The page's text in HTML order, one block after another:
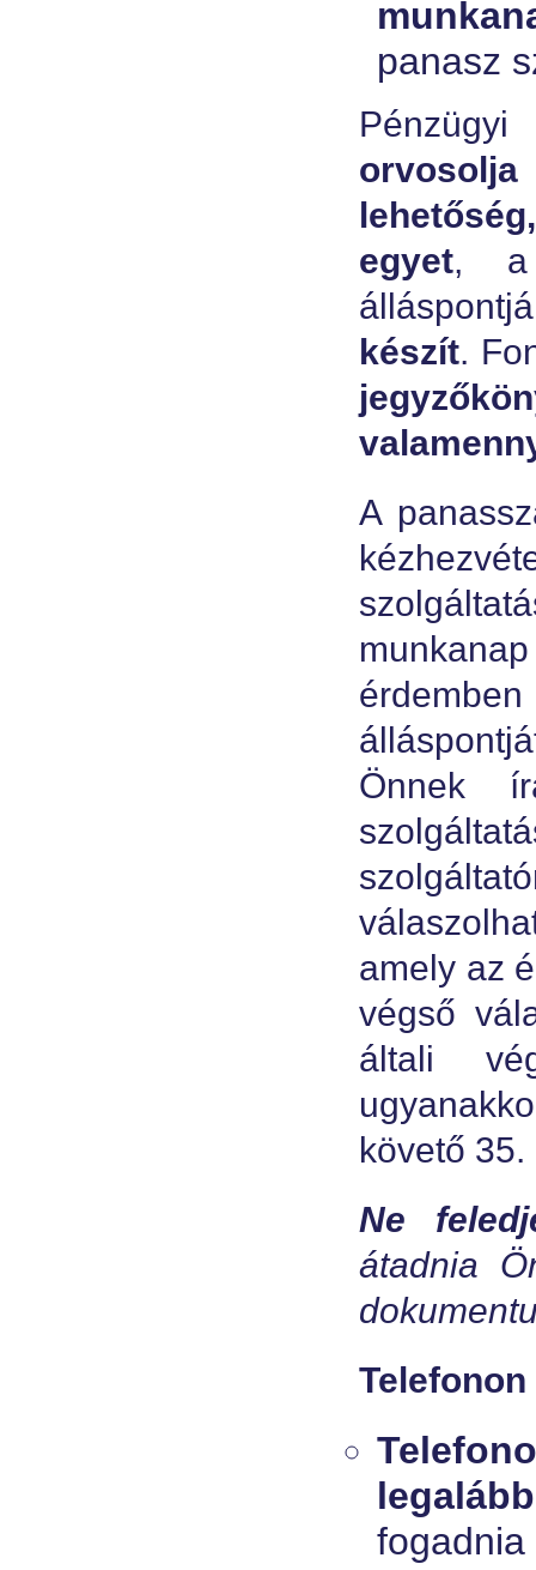
panasz
Pénzügyi
orvosolja
egyet, a
készít.
A
Önnek
amely az
végső
általi
követő
Ne
átadnia
Telefonon
fogadnia